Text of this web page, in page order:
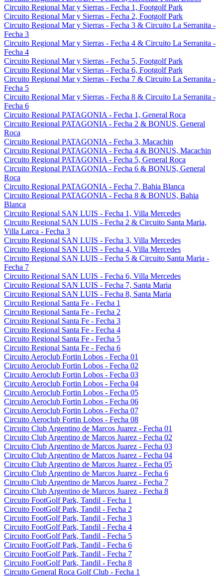
Circuito Regional Mar y Sierras - Fecha 1, Footgolf Park
Circuito Regional Mar y Sierras - Fecha 2, Footgolf Park
Circuito Regional Mar y Sierras - Fecha 3 & Circuito La Serranita -
Fecha 3
Circuito Regional Mar y Sierras - Fecha 4 & Circuito La Serranita -
Fecha 4
Circuito Regional Mar y Sierras - Fecha 5, Footgolf Park
Circuito Regional Mar y Sierras - Fecha 6, Footgolf Park
Circuito Regional Mar y Sierras - Fecha 7 & Circuito La Serranita -
Fecha 5
Circuito Regional Mar y Sierras - Fecha 8 & Circuito La Serranita -
Fecha 6
Circuito Regional PATAGONIA - Fecha 1, General Roca
Circuito Regional PATAGONIA - Fecha 2 & BONUS, General
Roca
Circuito Regional PATAGONIA - Fecha 3, Macachin
Circuito Regional PATAGONIA - Fecha 4 & BONUS, Macachin
Circuito Regional PATAGONIA - Fecha 5, General Roca
Circuito Regional PATAGONIA - Fecha 6 & BONUS, General
Roca
Circuito Regional PATAGONIA - Fecha 7, Bahia Blanca
Circuito Regional PATAGONIA - Fecha 8 & BONUS, Bahia
Blanca
Circuito Regional SAN LUIS - Fecha 1, Villa Mercedes
Circuito Regional SAN LUIS - Fecha 2 & Circuito Santa Maria,
Villa Larca - Fecha 3
Circuito Regional SAN LUIS - Fecha 3, Villa Mercedes
Circuito Regional SAN LUIS - Fecha 4, Villa Mercedes
Circuito Regional SAN LUIS - Fecha 5 & Circuito Santa Maria -
Fecha 7
Circuito Regional SAN LUIS - Fecha 6, Villa Mercedes
Circuito Regional SAN LUIS - Fecha 7, Santa Maria
Circuito Regional SAN LUIS - Fecha 8, Santa Maria
Circuito Regional Santa Fe - Fecha 1
Circuito Regional Santa Fe - Fecha 2
Circuito Regional Santa Fe - Fecha 3
Circuito Regional Santa Fe - Fecha 4
Circuito Regional Santa Fe - Fecha 5
Circuito Regional Santa Fe - Fecha 6
Circuito Aeroclub Fortin Lobos - Fecha 01
Circuito Aeroclub Fortin Lobos - Fecha 02
Circuito Aeroclub Fortin Lobos - Fecha 03
Circuito Aeroclub Fortin Lobos - Fecha 04
Circuito Aeroclub Fortin Lobos - Fecha 05
Circuito Aeroclub Fortin Lobos - Fecha 06
Circuito Aeroclub Fortin Lobos - Fecha 07
Circuito Aeroclub Fortin Lobos - Fecha 08
Circuito Club Argentino de Marcos Juarez - Fecha 01
Circuito Club Argentino de Marcos Juarez - Fecha 02
Circuito Club Argentino de Marcos Juarez - Fecha 03
Circuito Club Argentino de Marcos Juarez - Fecha 04
Circuito Club Argentino de Marcos Juarez - Fecha 05
Circuito Club Argentino de Marcos Juarez - Fecha 6
Circuito Club Argentino de Marcos Juarez - Fecha 7
Circuito Club Argentino de Marcos Juarez - Fecha 8
Circuito FootGolf Park, Tandil - Fecha 1
Circuito FootGolf Park, Tandil - Fecha 2
Circuito FootGolf Park, Tandil - Fecha 3
Circuito FootGolf Park, Tandil - Fecha 4
Circuito FootGolf Park, Tandil - Fecha 5
Circuito FootGolf Park, Tandil - Fecha 6
Circuito FootGolf Park, Tandil - Fecha 7
Circuito FootGolf Park, Tandil - Fecha 8
Circuito General Roca Golf Club - Fecha 1